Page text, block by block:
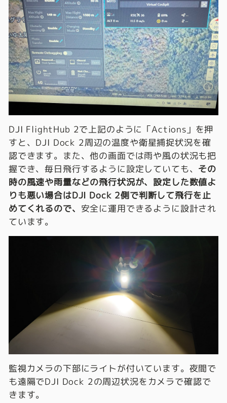
DJI FlightHub 2で上記のように「Actions」を押
すと、DJI Dock 2周辺の温度や衛星捕捉状況を確
認できます。また、他の画面では雨や風の状況も把
握でき、毎日飛行するように設定していても、 その
時の風速や雨量などの飛行状況が、設定した数値よ
りも悪い場合はDJI Dock 2側で判断して飛行を止
めてくれるので、 安全に運用できるように設計され
ています。
監視カメラの下部にライトが付いています。夜間で
も遠隔でDJI Dock 2の周辺状況をカメラで確認で
きます。